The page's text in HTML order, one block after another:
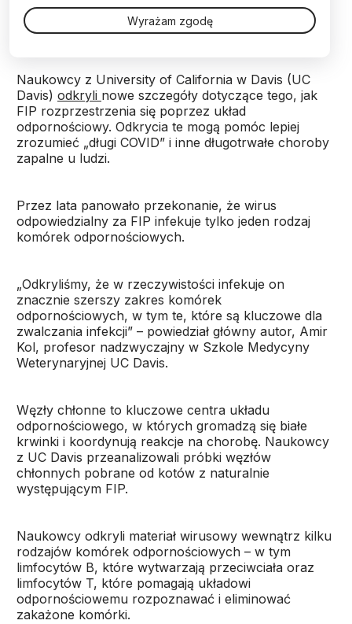
uszkodzić wiele narządów, a także objawy, które
mogą się utrzymywać lub nawracać.
Naukowcy z University of California w Davis (UC
Davis) odkryli nowe szczegóły dotyczące tego, jak
FIP rozprzestrzenia się poprzez układ
odpornościowy. Odkrycia te mogą pomóc lepiej
zrozumieć „długi COVID” i inne długotrwałe choroby
zapalne u ludzi.
Przez lata panowało przekonanie, że wirus
odpowiedzialny za FIP infekuje tylko jeden rodzaj
komórek odpornościowych.
„Odkryliśmy, że w rzeczywistości infekuje on
znacznie szerszy zakres komórek
odpornościowych, w tym te, które są kluczowe dla
zwalczania infekcji” – powiedział główny autor, Amir
Kol, profesor nadzwyczajny w Szkole Medycyny
Weterynaryjnej UC Davis.
Węzły chłonne to kluczowe centra układu
odpornościowego, w których gromadzą się białe
krwinki i koordynują reakcje na chorobę. Naukowcy
z UC Davis przeanalizowali próbki węzłów
chłonnych pobrane od kotów z naturalnie
występującym FIP.
Naukowcy odkryli materiał wirusowy wewnątrz kilku
rodzajów komórek odpornościowych – w tym
limfocytów B, które wytwarzają przeciwciała oraz
limfocytów T, które pomagają układowi
odpornościowemu rozpoznawać i eliminować
zakażone komórki.
Wyrażam zgodę